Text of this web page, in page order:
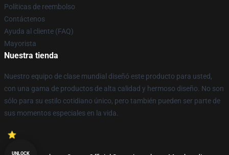
Políticas de reembolso
Contáctenos
Ayuda al cliente (FAQ)
Mayorista
Nuestra tienda
Nuestro equipo de clase mundial diseñó este producto para usted,
con una gama de productos de alta calidad y hermoso diseño. No son
sólo para su estilo cotidiano único, pero también pueden ser parte de
sus momentos especiales en la vida.
UNLOCK